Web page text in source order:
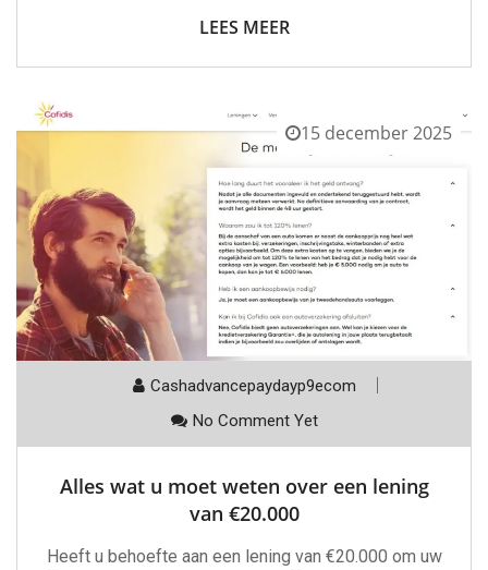
LEES MEER
15 december 2025
Cashadvancepaydayp9ecom
No Comment Yet
Alles wat u moet weten over een lening
van €20.000
Heeft u behoefte aan een lening van €20.000 om uw